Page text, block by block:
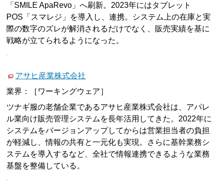
「SMILE ApaRevo」へ刷新。2023年にはタブレット
POS「スマレジ」を導入し、連携。システム上の在庫と実
際の数字のズレが解消されるだけでなく、販売実績を基に
戦略が立てられるようになった。
アサヒ産業株式会社
業界：［ワーキングウェア］
ツナギ服の老舗企業であるアサヒ産業株式会社は、アパレ
ル業向け販売管理システムを長年活用してきた。2022年に
システムをバージョンアップしてからは営業担当者の負担
が軽減し、情報の共有と一元化も実現。さらに基幹業務シ
ステムを導入するなど、全社で情報連携できるような業務
基盤を整備している。